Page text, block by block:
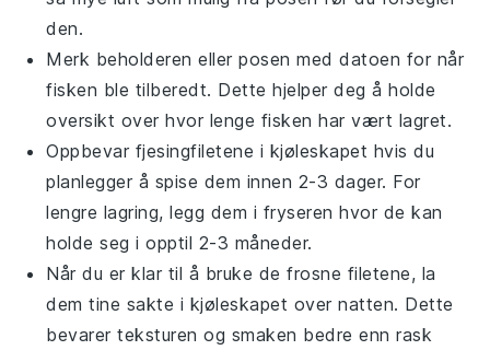
den.
Merk beholderen eller posen med datoen for når
fisken ble tilberedt. Dette hjelper deg å holde
oversikt over hvor lenge fisken har vært lagret.
Oppbevar fjesingfiletene i kjøleskapet hvis du
planlegger å spise dem innen 2-3 dager. For
lengre lagring, legg dem i fryseren hvor de kan
holde seg i opptil 2-3 måneder.
Når du er klar til å bruke de frosne filetene, la
dem tine sakte i kjøleskapet over natten. Dette
bevarer teksturen og smaken bedre enn rask